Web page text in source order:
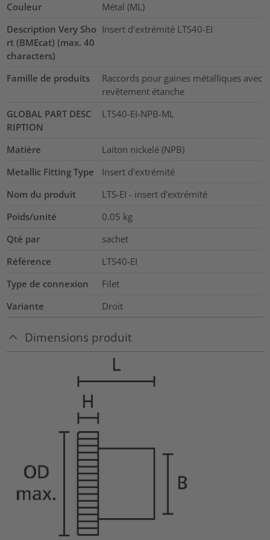
Couleur
Métal (ML)
Description Very Sho
rt (BMEcat) (max. 40
characters)
Insert d'extrémité LTS40-EI
Famille de produits
Raccords pour gaines métalliques avec
revêtement étanche
GLOBAL PART DESC
RIPTION
LTS40-EI-NPB-ML
Matière
Laiton nickelé (NPB)
Metallic Fitting Type
Insert d'extrémité
Nom du produit
LTS-EI - insert d'extrémité
Poids/unité
0.05 kg
Qté par
sachet
Référence
LTS40-EI
Type de connexion
Filet
Variante
Droit
Dimensions produit